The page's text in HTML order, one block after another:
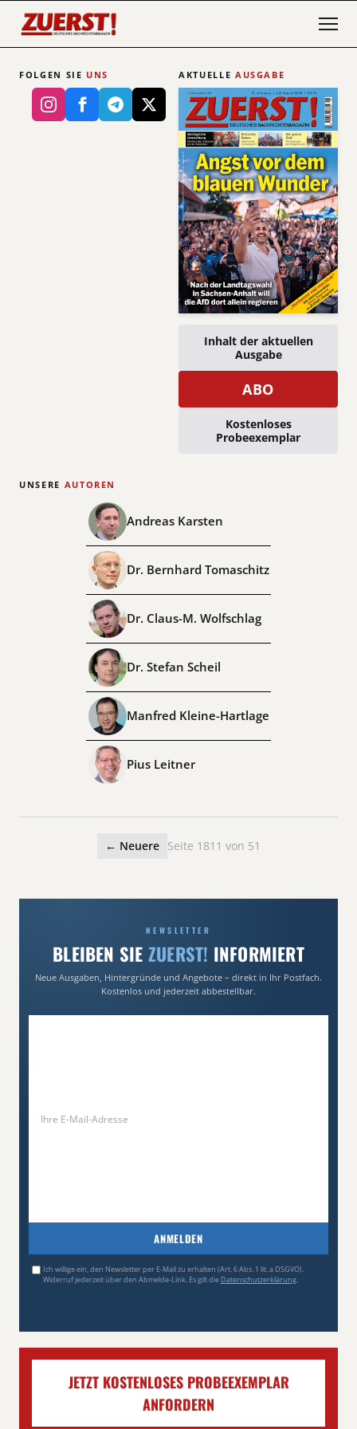
FOLGEN SIE UNS AKTUELLE AUSGABE
Inhalt der aktuellen
Ausgabe
ABO
Kostenloses
Probeexemplar
UNSERE AUTOREN
Andreas Karsten
Dr. Bernhard Tomaschitz
Dr. Claus-M. Wolfschlag
Dr. Stefan Scheil
Manfred Kleine-Hartlage
Pius Leitner
← Neuere Seite 1811 von 51
NEWSLETTER
BLEIBEN SIE ZUERST! INFORMIERT
Neue Ausgaben, Hintergründe und Angebote – direkt in Ihr Postfach.
Kostenlos und jederzeit abbestellbar.
ANMELDEN
Ich willige ein, den Newsletter per E-Mail zu erhalten (Art. 6 Abs. 1 lit. a DSGVO).
Widerruf jederzeit über den Abmelde-Link. Es gilt die Datenschutzerklärung.
JETZT KOSTENLOSES PROBEEXEMPLAR
ANFORDERN